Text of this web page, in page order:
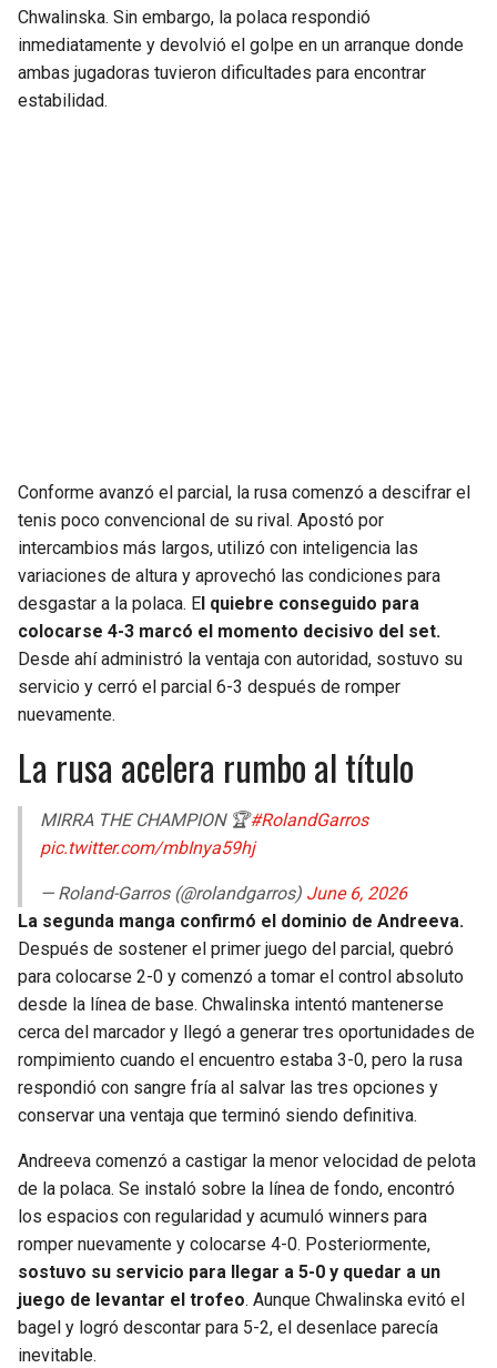
Chwalinska. Sin embargo, la polaca respondió
inmediatamente y devolvió el golpe en un arranque donde
ambas jugadoras tuvieron dificultades para encontrar
estabilidad.
Conforme avanzó el parcial, la rusa comenzó a descifrar el
tenis poco convencional de su rival. Apostó por
intercambios más largos, utilizó con inteligencia las
variaciones de altura y aprovechó las condiciones para
desgastar a la polaca. E l quiebre conseguido para
colocarse 4-3 marcó el momento decisivo del set.
Desde ahí administró la ventaja con autoridad, sostuvo su
servicio y cerró el parcial 6-3 después de romper
nuevamente.
La rusa acelera rumbo al título
MIRRA THE CHAMPION 🏆#RolandGarros
pic.twitter.com/mbInya59hj
— Roland-Garros (@rolandgarros) June 6, 2026
La segunda manga confirmó el dominio de Andreeva.
Después de sostener el primer juego del parcial, quebró
para colocarse 2-0 y comenzó a tomar el control absoluto
desde la línea de base. Chwalinska intentó mantenerse
cerca del marcador y llegó a generar tres oportunidades de
rompimiento cuando el encuentro estaba 3-0, pero la rusa
respondió con sangre fría al salvar las tres opciones y
conservar una ventaja que terminó siendo definitiva.
Andreeva comenzó a castigar la menor velocidad de pelota
de la polaca. Se instaló sobre la línea de fondo, encontró
los espacios con regularidad y acumuló winners para
romper nuevamente y colocarse 4-0. Posteriormente,
sostuvo su servicio para llegar a 5-0 y quedar a un
juego de levantar el trofeo. Aunque Chwalinska evitó el
bagel y logró descontar para 5-2, el desenlace parecía
inevitable.